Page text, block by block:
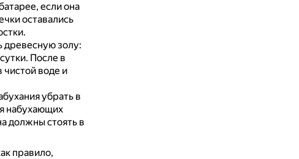
если она
оставались
древесную золу:
После в
чистой воде и
убрать в
набухающих
должны стоять в
правило,